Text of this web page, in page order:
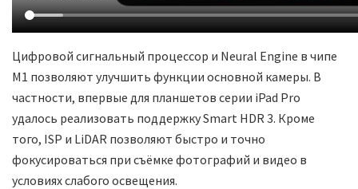
Цифровой сигнальный процессор и Neural Engine в чипе
M1 позволяют улучшить функции основной камеры. В
частности, впервые для планшетов серии iPad Pro
удалось реализовать поддержку Smart HDR 3. Кроме
того, ISP и LiDAR позволяют быстро и точно
фокусироваться при съёмке фотографий и видео в
условиях слабого освещения.